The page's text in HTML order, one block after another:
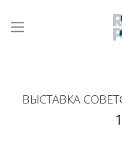
ВЫСТАВКА